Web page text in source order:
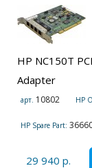
HP NC150T
Adapter
арт. 10802 HP
HP Spare Part:
29 940 р.